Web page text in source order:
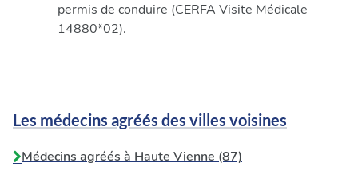
permis de conduire (CERFA Visite Médicale
14880*02).
Les médecins agréés des villes voisines
Médecins agréés à Haute Vienne (87)